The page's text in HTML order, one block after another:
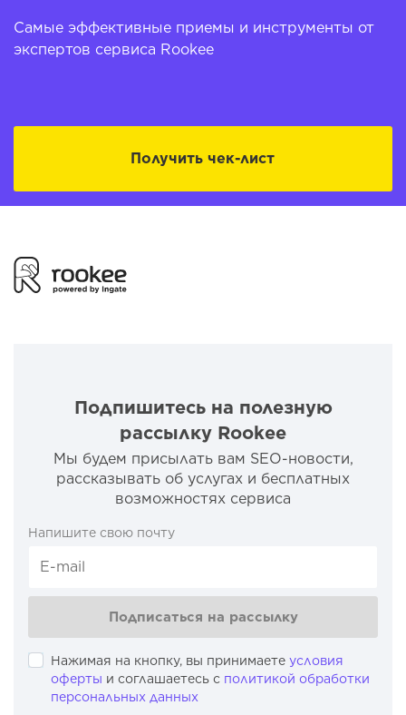
Самые эффективные приемы и инструменты от
экспертов сервиса Rookee
Получить чек-лист
Подпишитесь на полезную
рассылку Rookee
Мы будем присылать вам SEO-новости,
рассказывать об услугах и бесплатных
возможностях сервиса
Напишите свою почту
Подписаться на рассылку
Нажимая на кнопку, вы принимаете условия
оферты и соглашаетесь с политикой обработки
персональных данных